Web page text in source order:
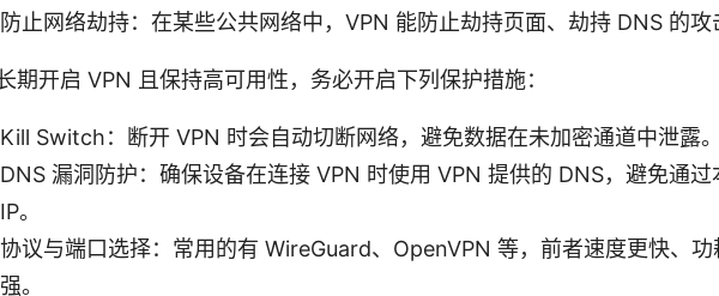
防止网络劫持：在某些公共网络中，VPN 能防止劫持页面、劫持 DNS 的攻
期开启 VPN 且保持高可用性，务必开启下列保护措施：
Kill Switch：断开 VPN 时会自动切断网络，避免数据在未加密通道中泄露
DNS 漏洞防护：确保设备在连接 VPN 时使用 VPN 提供的 DNS，避免通
IP。
协议与端口选择：常用的有 WireGuard、OpenVPN 等，前者速度更快、
强。